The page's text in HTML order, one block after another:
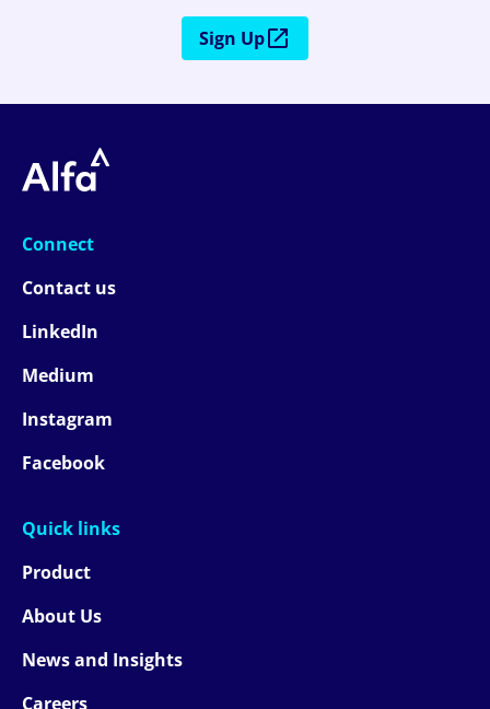
Sign Up
Connect
Contact us
LinkedIn
Medium
Instagram
Facebook
Quick links
Product
About Us
News and Insights
Careers